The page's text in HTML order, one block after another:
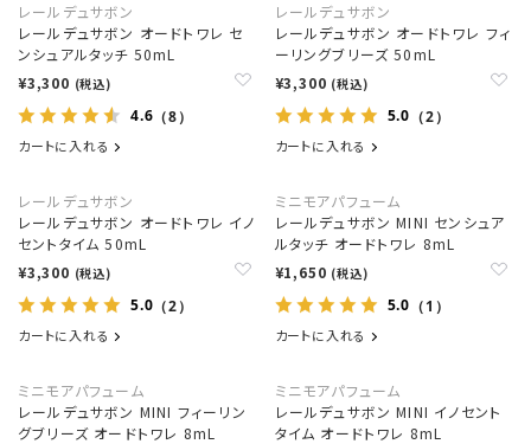
レールデュサボン
レールデュサボン オードトワレ セ
ンシュアルタッチ 50mL
¥3,300 (税込)
4.6 （8）
カートに入れる
レールデュサボン
レールデュサボン オードトワレ フィ
ーリングブリーズ 50mL
¥3,300 (税込)
5.0 （2）
カートに入れる
レールデュサボン
レールデュサボン オードトワレ イノ
セントタイム 50mL
¥3,300 (税込)
5.0 （2）
カートに入れる
ミニモアパフューム
レールデュサボン MINI センシュア
ルタッチ オードトワレ 8mL
¥1,650 (税込)
5.0 （1）
カートに入れる
ミニモアパフューム
レールデュサボン MINI フィーリン
グブリーズ オードトワレ 8mL
ミニモアパフューム
レールデュサボン MINI イノセント
タイム オードトワレ 8mL